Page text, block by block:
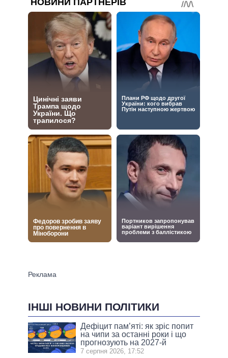
ІНШІ НОВИНИ ПОЛІТИКИ
Дефіцит пам’яті: як зріс попит
на чипи за останні роки і що
прогнозують на 2027-й
7 серпня 2026, 17:52